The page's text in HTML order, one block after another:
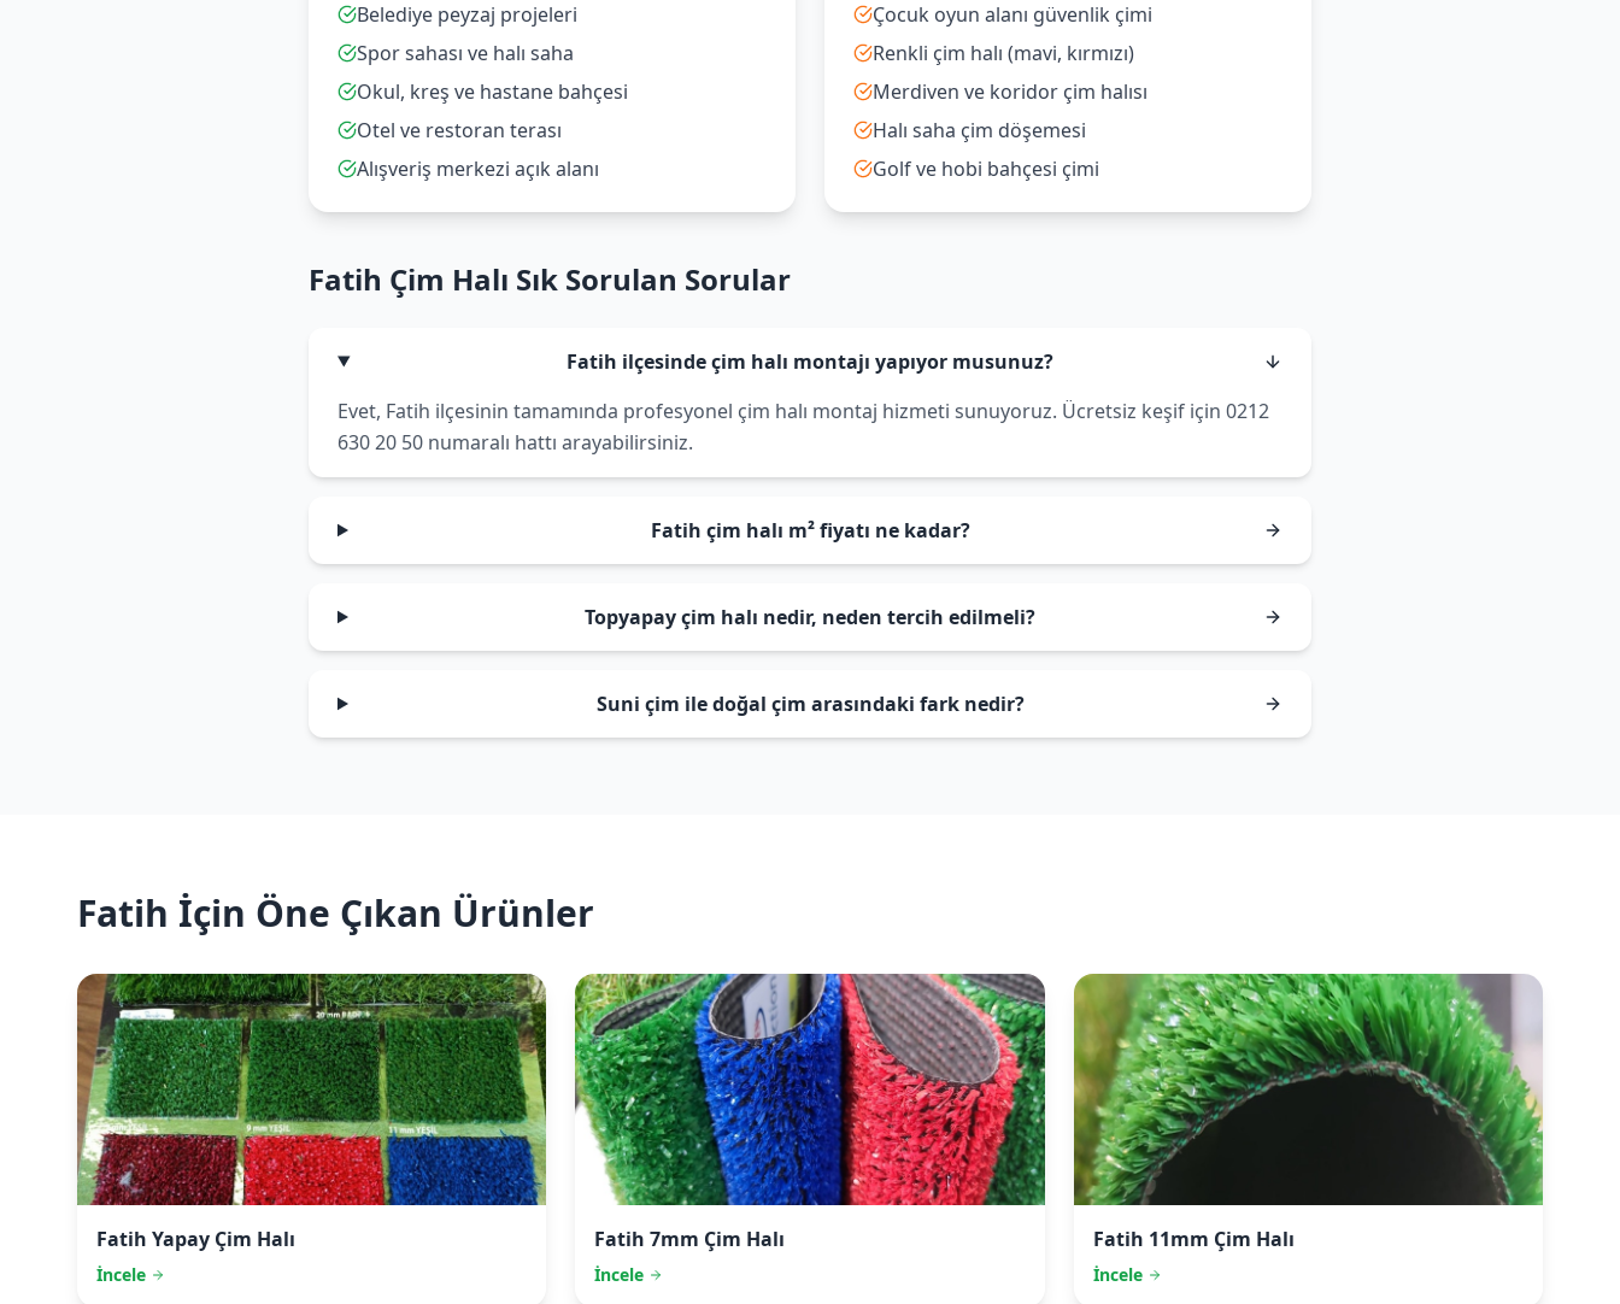
Belediye peyzaj projeleri
Spor sahası ve halı saha
Okul, kreş ve hastane bahçesi
Otel ve restoran terası
Alışveriş merkezi açık alanı
Çocuk oyun alanı güvenlik çimi
Renkli çim halı (mavi, kırmızı)
Merdiven ve koridor çim halısı
Halı saha çim döşemesi
Golf ve hobi bahçesi çimi
Fatih Çim Halı Sık Sorulan Sorular
Fatih ilçesinde çim halı montajı yapıyor musunuz?
Evet, Fatih ilçesinin tamamında profesyonel çim halı montaj hizmeti sunuyoruz. Ücretsiz keşif için 0212
630 20 50 numaralı hattı arayabilirsiniz.
Fatih çim halı m² fiyatı ne kadar?
Topyapay çim halı nedir, neden tercih edilmeli?
Suni çim ile doğal çim arasındaki fark nedir?
Fatih İçin Öne Çıkan Ürünler
Fatih Yapay Çim Halı
İncele
Fatih 7mm Çim Halı
İncele
Fatih 11mm Çim Halı
İncele